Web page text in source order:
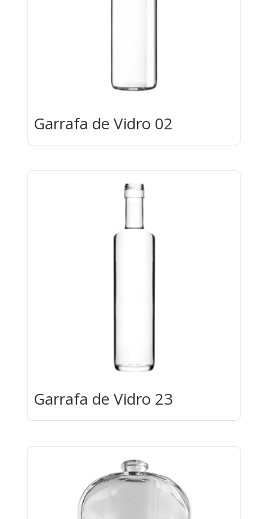
Garrafa de Vidro 02
Garrafa de Vidro 23